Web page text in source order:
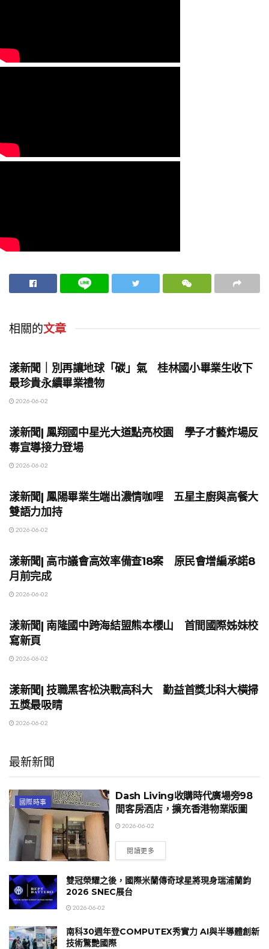
相關的文章
漾新聞｜別再讓地球「碳」氣 桂林國小畢業生收下
最珍貴永續畢業禮物
2026-06-02
漾新聞| 鳳翔國中星光大道點亮校園 學子才藝炸場反
毒宣導接力登場
2026-06-02
漾新聞| 鳳陽畢業生端出濃情咖哩 五星主廚與高餐大
雙語力加持
2026-06-02
漾新聞| 高市議會高效率備查18案 原民會增編承諾8
月前完成
2026-06-02
漾新聞| 南隆國中跨海結盟熊本櫻山 首間國際姊妹校
寫新頁
2026-06-02
漾新聞| 技職黑客松決戰高科大 勤益首獎北科大橫掃
五獎最吸睛
2026-06-02
最新新聞
國際時事
Dash Living收購時代廣場旁98
間客房酒店，擴充香港物業版圖
2026-06-02
閱讀更多
雙冠榮耀之後，國際米蘭傳奇球星將現身瑞浦蘭鈞
2026 SNEC展台
2026-06-02
南科30週年登COMPUTEX秀實力 AI與半導體創新
技術驚艷國際